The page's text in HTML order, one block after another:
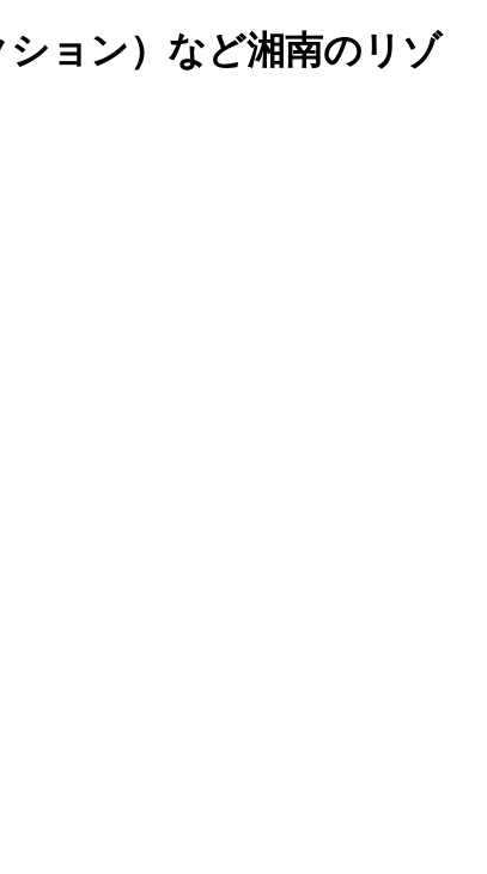
ョン）など湘南のリゾ